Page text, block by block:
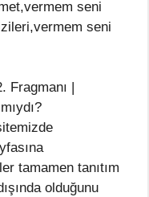
seni
seni
Fragmanı |
tamamen tanıtım
olduğunu